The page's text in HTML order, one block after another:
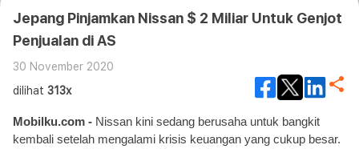
Jepang Pinjamkan Nissan $ 2 Miliar Untuk Genjot
Penjualan di AS
30 November 2020
dilihat 313x
Mobilku.com - Nissan kini sedang berusaha untuk bangkit
kembali setelah mengalami krisis keuangan yang cukup besar.